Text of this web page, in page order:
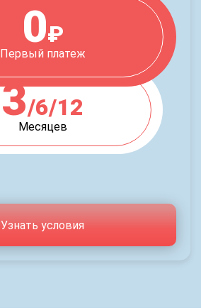
0₽
Первый платеж
3/6/12
Месяцев
Узнать условия